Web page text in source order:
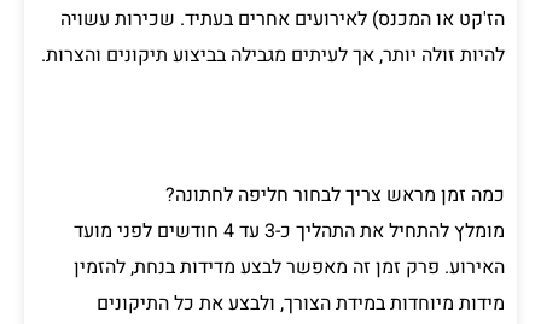
הז'קט או המכנס) לאירועים אחרים בעתיד. שכירות עשויה
להיות זולה יותר, אך לעיתים מגבילה בביצוע תיקונים והצרות.
כמה זמן מראש צריך לבחור חליפה לחתונה?
מומלץ להתחיל את התהליך כ-3 עד 4 חודשים לפני מועד
האירוע. פרק זמן זה מאפשר לבצע מדידות בנחת, להזמין
מידות מיוחדות במידת הצורך, ולבצע את כל התיקונים